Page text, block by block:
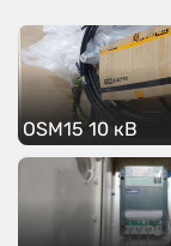
OSM15 10 кВ